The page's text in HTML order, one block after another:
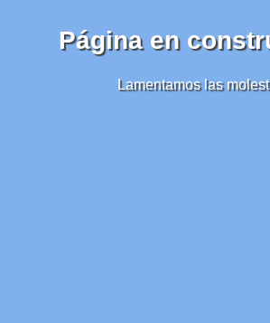
Página en
Lamentamos las